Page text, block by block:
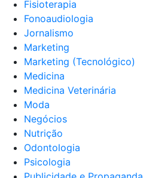
Fisioterapia
Fonoaudiologia
Jornalismo
Marketing
Marketing (Tecnológico)
Medicina
Medicina Veterinária
Moda
Negócios
Nutrição
Odontologia
Psicologia